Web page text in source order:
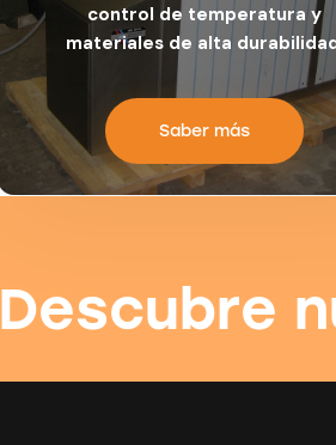
control de temperatura y
materiales de alta
Saber más
Descubre